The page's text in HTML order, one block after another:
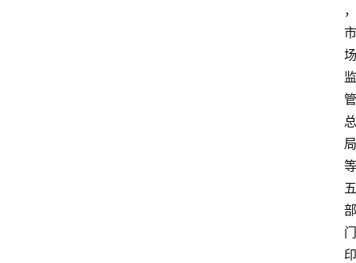
，
市
场
监
管
总
局
等
五
部
门
印